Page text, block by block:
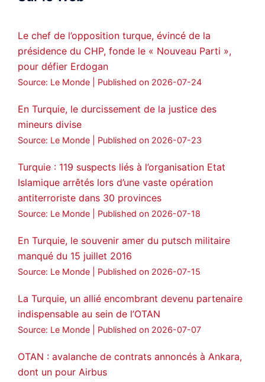
Amitiés kurdes de Bretagne a retweeté
MedyaNews
🔴DEM Party Imrali delegation made a
#AbdullahÖcalan
#ImralıIsland
🔗 https://medyanews.rs/h4lwBwQ
3 2 Twitter
Voir plus...
Le chef de l’opposition turque, évincé de la
présidence du CHP, fonde le « Nouveau Parti »,
pour défier Erdogan
Source: Le Monde Published on 2026-07-24
En Turquie, le durcissement de la justice des
mineurs divise
Source: Le Monde Published on 2026-07-23
Turquie : 119 suspects liés à l’organisation Etat
Islamique arrêtés lors d’une vaste opération
antiterroriste dans 30 provinces
Source: Le Monde Published on 2026-07-18
En Turquie, le souvenir amer du putsch militaire
manqué du 15 juillet 2016
Source: Le Monde Published on 2026-07-15
La Turquie, un allié encombrant devenu partenaire
indispensable au sein de l’OTAN
Source: Le Monde Published on 2026-07-07
OTAN : avalanche de contrats annoncés à Ankara,
dont un pour Airbus